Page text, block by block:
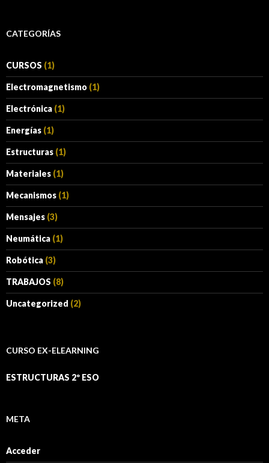
CATEGORÍAS
CURSOS (1)
Electromagnetismo (1)
Electrónica (1)
Energías (1)
Estructuras (1)
Materiales (1)
Mecanismos (1)
Mensajes (3)
Neumática (1)
Robótica (3)
TRABAJOS (8)
Uncategorized (2)
CURSO EX-ELEARNING
ESTRUCTURAS 2º ESO
META
Acceder